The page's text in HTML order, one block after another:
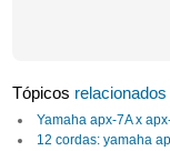
Tópicos
Yamaha apx-7A x
12 cordas: yamaha